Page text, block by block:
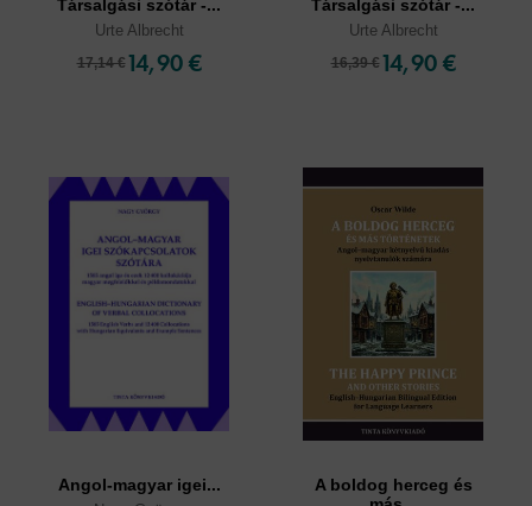
Társalgási szótár -...
Urte Albrecht
17,14 € 14,90 €
Társalgási szótár -...
Urte Albrecht
16,39 € 14,90 €
Angol-magyar igei...
A boldog herceg és